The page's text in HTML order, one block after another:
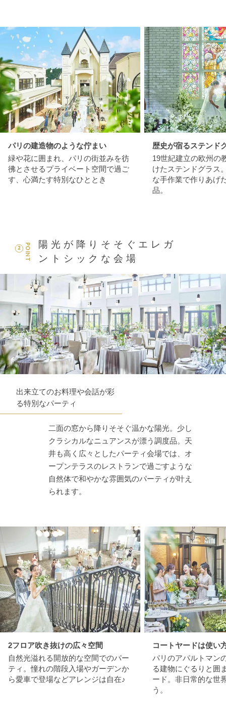
パリの建造物のような佇まい
緑や花に囲まれ、パリの街並みを彷
彿とさせるプライベート空間で過ご
す、心満たす特別なひととき
歴史が宿るステンド
19世紀建立の欧州の
けたステンドグラス
な手作業で作りあげ
品。
POINT
2
陽光が降りそそぐエレガ
ントシックな会場
出来立てのお料理や会話が彩
る特別なパーティ
二面の窓から降りそそぐ温かな陽光。少し
クラシカルなニュアンスが漂う調度品。天
井も高く広々としたパーティ会場では、オ
ープンテラスのレストランで過ごすような
自然体で和やかな雰囲気のパーティが叶え
られます。
2フロア吹き抜けの広々空間
自然光溢れる開放的な空間でのパー
ティ。憧れの階段入場やガーデンか
ら愛車で登場などアレンジは自在♪
コートヤードは使い
パリのアパルトマン
る建物にぐるりと囲
ード。非日常的な世
う。